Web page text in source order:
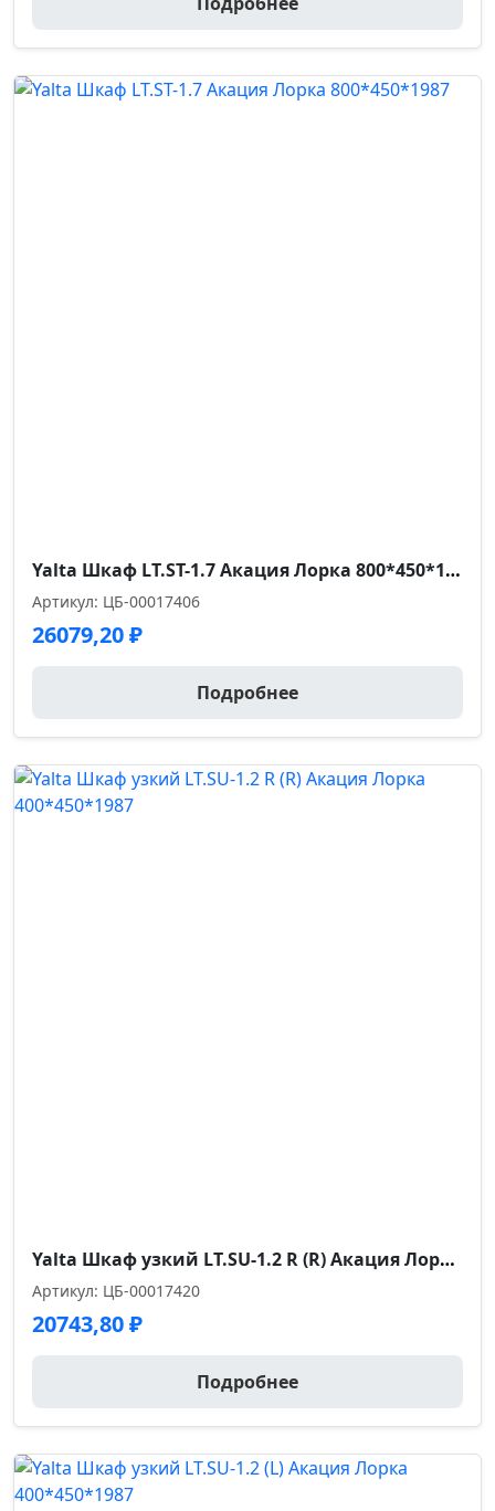
Yalta Шкаф LT.ST-1.7 Акация Лорка 800*450*1987
Артикул: ЦБ-00017406
26079,20₽
Подробнее
Yalta Шкаф узкий LT.SU-1.2 R (R) Акация Лорка 400*450*1987
Артикул: ЦБ-00017420
20743,80₽
Подробнее